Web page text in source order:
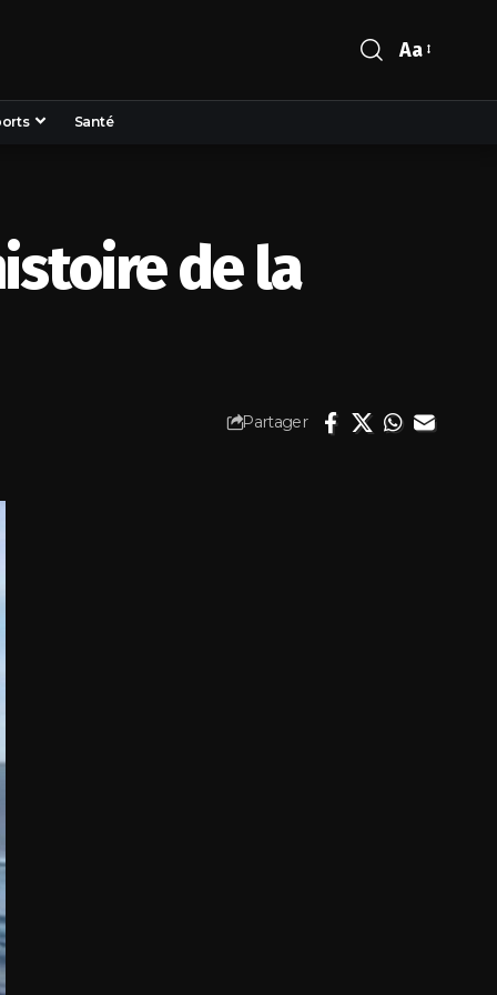
Aa
Santé
de la
Partager